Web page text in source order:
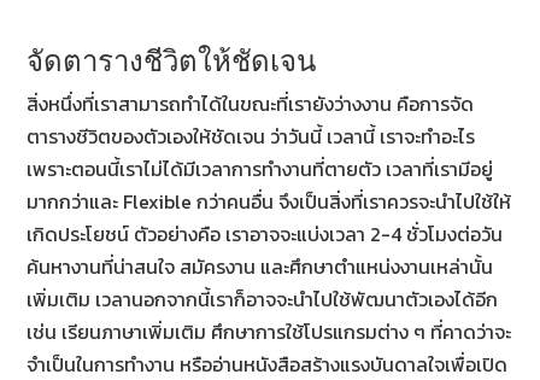
จัดตารางชีวิตให้ชัดเจน
สิ่งหนึ่งที่เราสามารถทำได้ในขณะที่เรายังว่างงาน คือการจัด
ตารางชีวิตของตัวเองให้ชัดเจน ว่าวันนี้ เวลานี้ เราจะทำอะไร
เพราะตอนนี้เราไม่ได้มีเวลาการทำงานที่ตายตัว เวลาที่เรามีอยู่
มากกว่าและ Flexible กว่าคนอื่น จึงเป็นสิ่งที่เราควรจะนำไปใช้ให้
เกิดประโยชน์ ตัวอย่างคือ เราอาจจะแบ่งเวลา 2-4 ชั่วโมงต่อวัน
ค้นหางานที่น่าสนใจ สมัครงาน และศึกษาตำแหน่งงานเหล่านั้น
เพิ่มเติม เวลานอกจากนี้เราก็อาจจะนำไปใช้พัฒนาตัวเองได้อีก
เช่น เรียนภาษาเพิ่มเติม ศึกษาการใช้โปรแกรมต่าง ๆ ที่คาดว่าจะ
จำเป็นในการทำงาน หรืออ่านหนังสือสร้างแรงบันดาลใจเพื่อเปิด